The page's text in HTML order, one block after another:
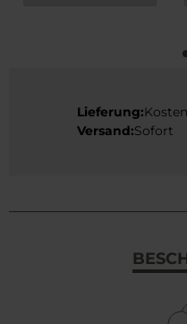
Lieferung:
Versand:Sofort